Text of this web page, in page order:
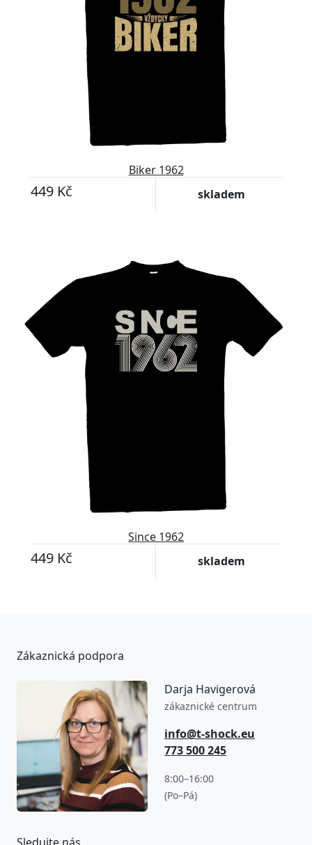
Biker 1962
449 Kč skladem
Since 1962
449 Kč skladem
Zákaznická podpora
Darja Havigerová
zákaznické centrum
info@t-shock.eu
773 500 245
8:00–16:00
(Po–Pá)